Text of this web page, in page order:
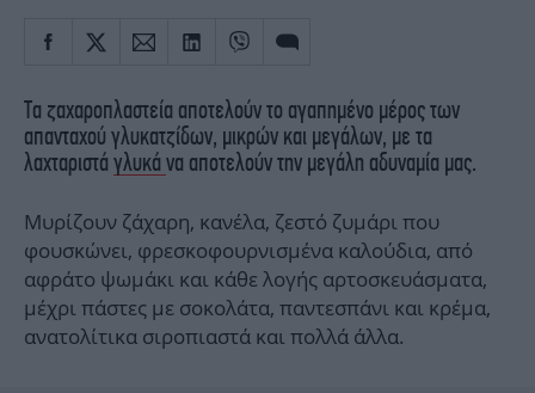
Τα ζαχαροπλαστεία αποτελούν το αγαπημένο μέρος των
απανταχού γλυκατζίδων, μικρών και μεγάλων, με τα
λαχταριστά γλυκά να αποτελούν την μεγάλη αδυναμία μας.
Μυρίζουν ζάχαρη, κανέλα, ζεστό ζυμάρι που
φουσκώνει, φρεσκοφουρνισμένα καλούδια, από
αφράτο ψωμάκι και κάθε λογής αρτοσκευάσματα,
μέχρι πάστες με σοκολάτα, παντεσπάνι και κρέμα,
ανατολίτικα σιροπιαστά και πολλά άλλα.